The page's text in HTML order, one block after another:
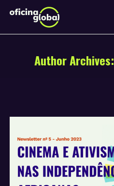
Author Archives: